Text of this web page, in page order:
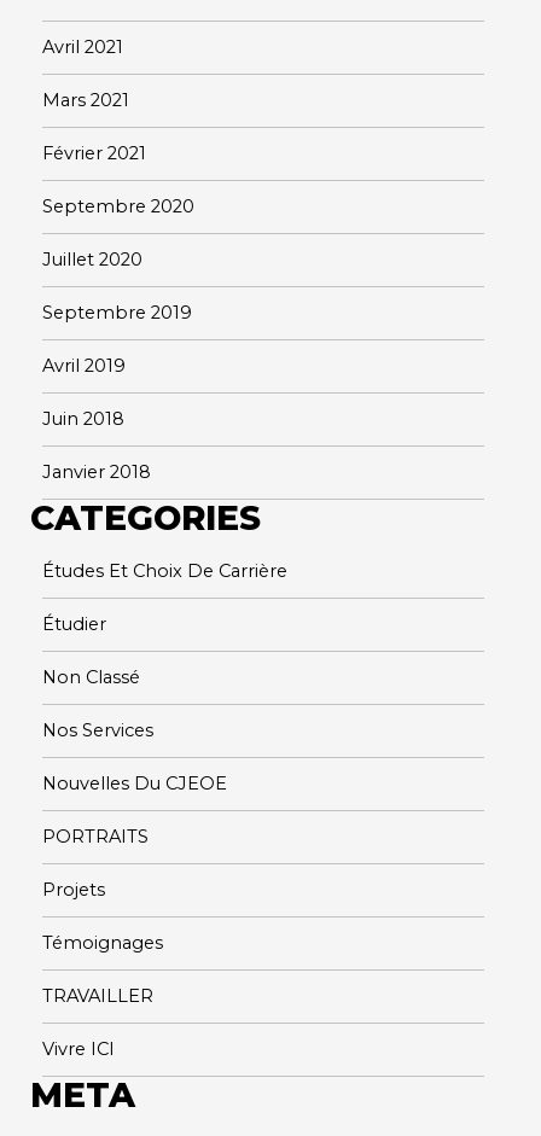
Avril 2021
Mars 2021
Février 2021
Septembre 2020
Juillet 2020
Septembre 2019
Avril 2019
Juin 2018
Janvier 2018
CATEGORIES
Études Et Choix De Carrière
Étudier
Non Classé
Nos Services
Nouvelles Du CJEOE
PORTRAITS
Projets
Témoignages
TRAVAILLER
Vivre ICI
META